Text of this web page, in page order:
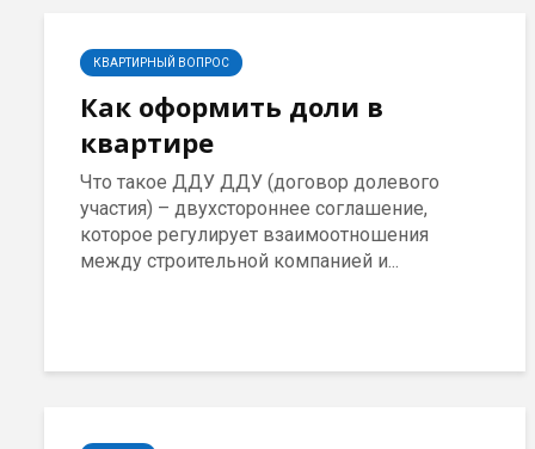
КВАРТИРНЫЙ ВОПРОС
Как оформить доли в
квартире
Что такое ДДУ ДДУ (договор долевого
участия) – двухстороннее соглашение,
которое регулирует взаимоотношения
между строительной компанией и...